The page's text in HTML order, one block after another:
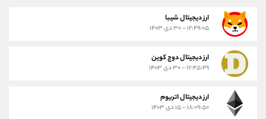
ارز ديجيتال شیبا
۱۲:۴۹:۰۵ - ۳۰ دی ۱۴۰۳
ارز دیجیتال دوج کوین
۱۲:۴۵:۴۹ - ۳۰ دی ۱۴۰۳
ارز دیجیتال اتریوم
۱۸:۰۹:۵۰ - ۱۵ دی ۱۴۰۳